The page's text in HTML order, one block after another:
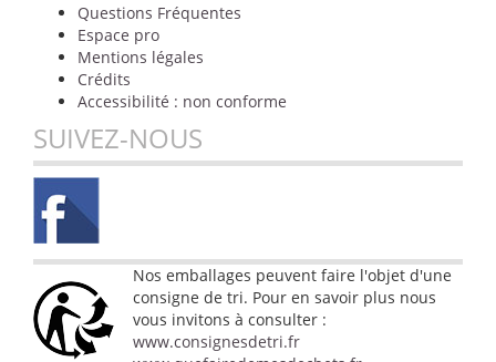
Questions Fréquentes
Espace pro
Mentions légales
Crédits
Accessibilité : non conforme
SUIVEZ-NOUS
Nos emballages peuvent faire l'objet d'une
consigne de tri. Pour en savoir plus nous
vous invitons à consulter :
www.consignesdetri.fr